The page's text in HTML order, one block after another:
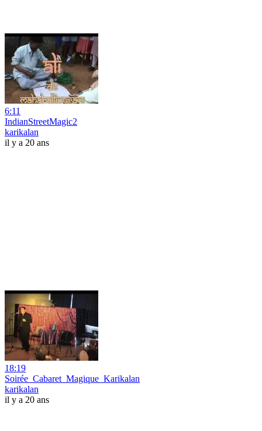
6:11
IndianStreetMagic2
karikalan
il y a 20 ans
18:19
Soirée_Cabaret_Magique_Karikalan
karikalan
il y a 20 ans